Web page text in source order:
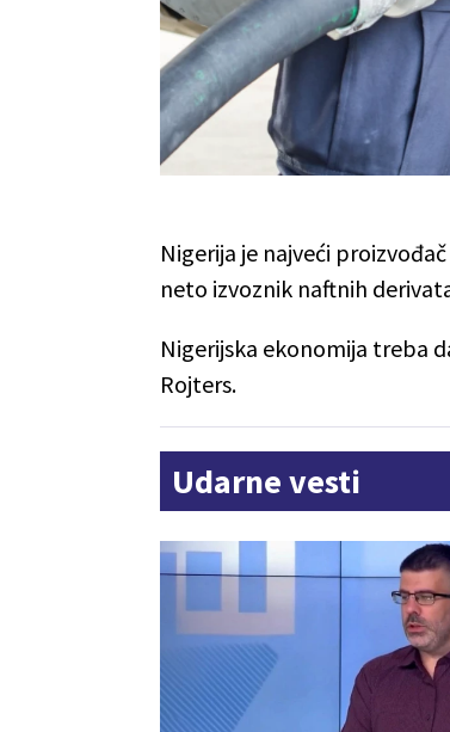
Nigerija je najveći
neto izvoznik naftnih
Nigerijska ekonomija treba
Rojters.
Udarne vesti